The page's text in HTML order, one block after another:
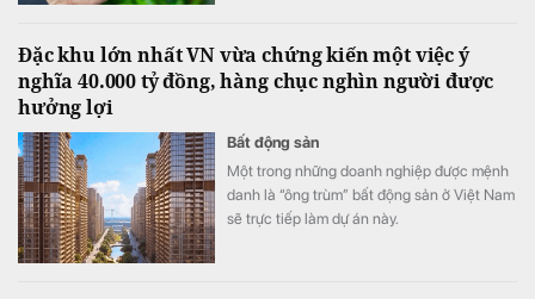
Đặc khu lớn nhất VN vừa chứng kiến một việc ý
nghĩa 40.000 tỷ đồng, hàng chục nghìn người được
hưởng lợi
Bất động sản
Một trong những doanh nghiệp được mệnh
danh là “ông trùm” bất động sản ở Việt Nam
sẽ trực tiếp làm dự án này.